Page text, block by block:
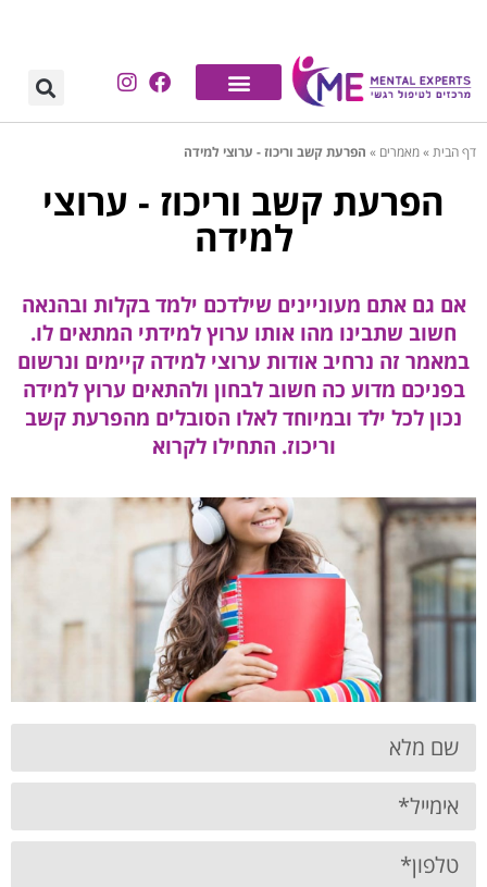
דף הבית»מאמרים » הפרעת קשב וריכוז - ערוצי למידה
הפרעת קשב וריכוז - ערוצי
למידה
אם גם אתם מעוניינים שילדכם ילמד בקלות ובהנאה
חשוב שתבינו מהו אותו ערוץ למידתי המתאים לו.
במאמר זה נרחיב אודות ערוצי למידה קיימים ונרשום
בפניכם מדוע כה חשוב לבחון ולהתאים ערוץ למידה
נכון לכל ילד ובמיוחד לאלו הסובלים מהפרעת קשב
וריכוז. התחילו לקרוא